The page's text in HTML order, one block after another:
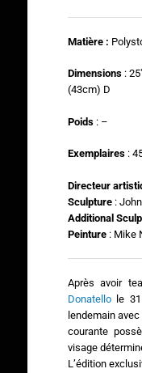
Matière :
Dimensions :
(43cm) D
Poids: –
Exemplaires :
Directeur
Sculpture:
Additional
Peinture: Mike
Après avoir
Donatellole 31
lendemain
courante
visage
L’édition